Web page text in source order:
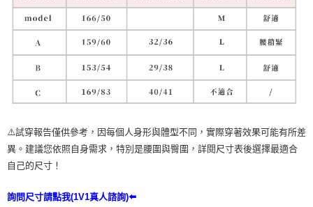
⚠️試穿報告僅供參考，因每個人身形與體型不同，實際穿著效果可能有所差
異。建議您依照自身需求，特別是腰圍與臀圍，詳閱尺寸表後選擇最適合
自己的尺寸！
詢問尺寸請點我(1V1真人諮詢)⬅️